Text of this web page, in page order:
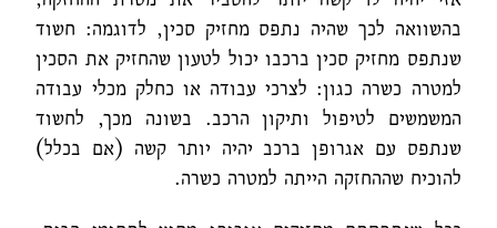
בהשוואה לכך שהיה נתפס מחזיק סכין, לדוגמה: חשוד
שנתפס מחזיק סכין ברכבו יכול לטעון שהחזיק את הסכין
למטרה כשרה כגון: לצרכי עבודה או כחלק מכלי עבודה
המשמשים לטיפול ותיקון הרכב. בשונה מכך, לחשוד
שנתפס עם אגרופן ברכב יהיה יותר קשה (אם בכלל)
להוכיח שההחזקה הייתה למטרה כשרה.